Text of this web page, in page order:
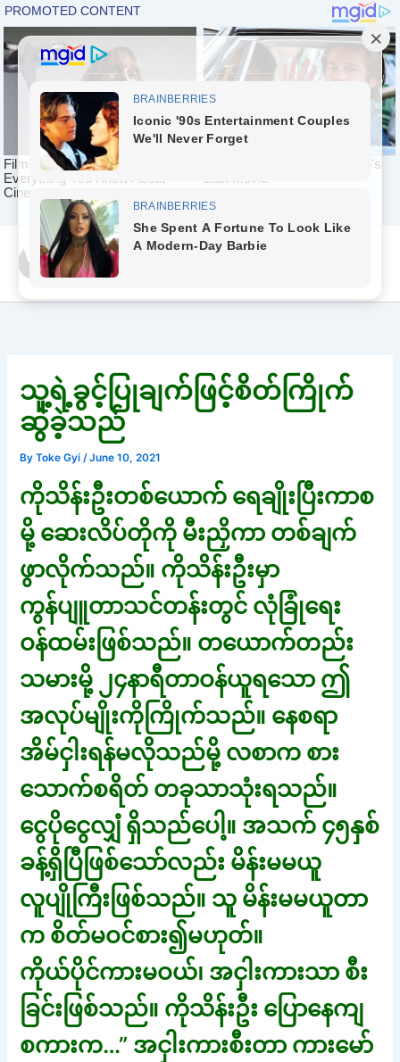
content
Yeah Celeb [အပြာ
သူ့ရဲ့ခွင့်ပြုချက်ဖြင့်စိတ်ကြိုက်
ဆွဲခဲ့သည်
ByToke Gyi /June 10, 2021
ကိုသိန်းဦးတစ်ယောက် ရေချိုးပြီးကာစ
မို့ ဆေးလိပ်တိုကို မီးညှိကာ တစ်ချက်
ဖွာလိုက်သည်။ ကိုသိန်းဦးမှာ
ကွန်ပျူတာသင်တန်းတွင် လုံခြုံရေး
ဝန်ထမ်းဖြစ်သည်။ တယောက်တည်း
သမားမို့ ၂၄နာရီတာဝန်ယူရသော ဤ
အလုပ်မျိုးကိုကြိုက်သည်။ နေစရာ
အိမ်ငှါးရန်မလိုသည်မို့ လစာက စား
သောက်စရိတ် တခုသာသုံးရသည်။
ငွေပိုငွေလျှံ ရှိသည်ပေါ့။ အသက် ၄၅နှစ်
ခန့်ရှိပြီဖြစ်သော်လည်း မိန်းမမယူ
လူပျိုကြီးဖြစ်သည်။ သူ မိန်းမမယူတာ
က စိတ်မဝင်စား၍မဟုတ်။
ကိုယ်ပိုင်ကားမဝယ်၊ အငှါးကားသာ စီး
ခြင်းဖြစ်သည်။ ကိုသိန်းဦး ပြောနေကျ
စကားက…” အငှါးကားစီးတာ ကားမော်